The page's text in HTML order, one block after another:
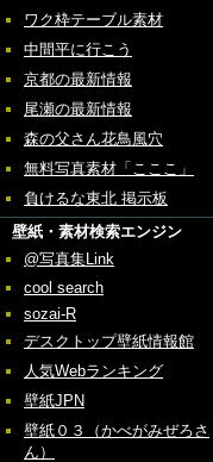
ワク枠テーブル素材
中間平に行こう
京都の最新情報
尾瀬の最新情報
森の父さん花鳥風穴
無料写真素材「こここ」
負けるな東北 掲示板
壁紙・素材検索エンジン
@写真集Link
cool search
sozai-R
デスクトップ壁紙情報館
人気Webランキング
壁紙JPN
壁紙０３（かべがみぜろさ
ん）